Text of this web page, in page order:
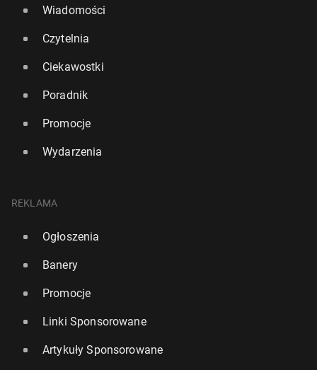
Wiadomości
Czytelnia
Ciekawostki
Poradnik
Promocje
Wydarzenia
REKLAMA
Ogłoszenia
Banery
Promocje
Linki Sponsorowane
Artykuły Sponsorowane